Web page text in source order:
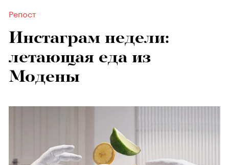
Репост
Инстаграм недели:
летающая еда из
Модены